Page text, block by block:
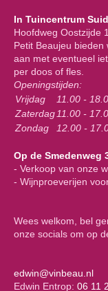
In Tuincentrum
Hoofdweg Oostzijde
Petit Beaujeu bieden
aan met eventueel
per doos of fles.
Openingstijden:
Vrijdag
11.00 -
Zaterdag 11.00 -
Zondag
12.00 -
Op de Smedenweg
- Verkoop van onze
- Wijnproeverijen
Wees welkom, bel
onze socials om op
edwin@vinbeau.nl
Edwin Entrop: 06 11